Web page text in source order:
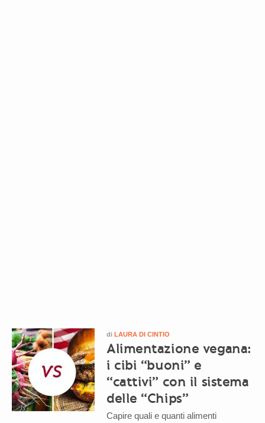
di LAURA DI CINTIO
Alimentazione vegana:
i cibi “buoni” e
“cattivi” con il sistema
delle “Chips”
Capire quali e quanti alimenti